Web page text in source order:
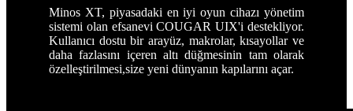
Minos XT, piyasadaki en iyi oyun cihazı yönetim
sistemi olan efsanevi COUGAR UIX'i destekliyor.
Kullanıcı dostu bir arayüz, makrolar, kısayollar ve
daha fazlasını içeren altı düğmesinin tam olarak
özelleştirilmesi,size yeni dünyanın kapılarını açar.